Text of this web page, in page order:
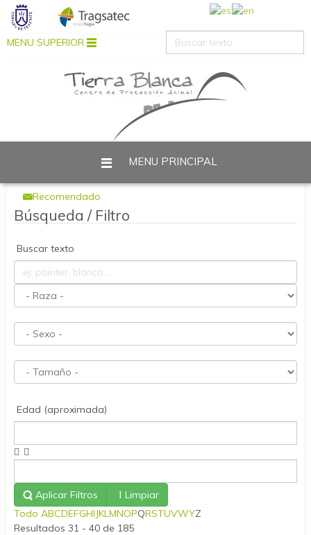
MENU SUPERIOR
MENU PRINCIPAL
Está aquí: Inicio Adopción
Recomendado
Búsqueda / Filtro
Buscar texto
Edad (aproximada)
Aplicar Filtros
Limpiar
Todo ABCDEFGHIJKLMNOPQRSTUVWYZ
Resultados 31 - 40 de 185